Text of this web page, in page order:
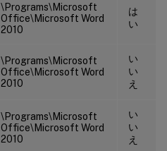
\Programs\Microsoft
Office\Microsoft Word
2010
は
い
\Programs\Microsoft
Office\Microsoft Word
2010
い
い
え
\Programs\Microsoft
Office\Microsoft Word
2010
い
い
え